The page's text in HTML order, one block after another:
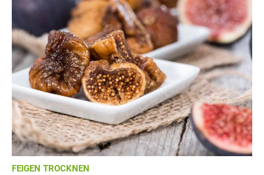
FEIGEN TROCKNEN